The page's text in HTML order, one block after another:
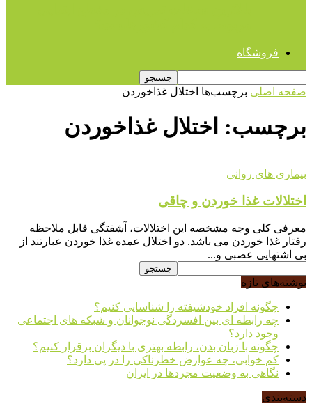
فروشگاه
صفحه اصلی برچسب‌ها اختلال غذاخوردن
برچسب: اختلال غذاخوردن
بیماری های روانی
اختلالات غذا خوردن و چاقی
معرفی کلی وجه مشخصه این اختلالات، آشفتگی قابل ملاحظه
رفتار غذا خوردن می باشد. دو اختلال عمده غذا خوردن عبارتند از
بی اشتهایی عصبی و...
نوشته‌های تازه
چگونه افراد خودشیفته را شناسایی کنیم؟
چه رابطه ای بین افسردگی نوجوانان و شبکه های اجتماعی
وجود دارد؟
چگونه با زبان بدن، رابطه بهتری با دیگران برقرار کنیم؟
کم خوابی، چه عوارض خطرناکی را در پی دارد؟
نگاهی به وضعیت مجردها در ایران
دسته‌بندی